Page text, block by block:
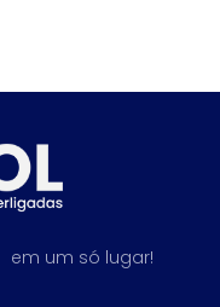
em um só lugar!